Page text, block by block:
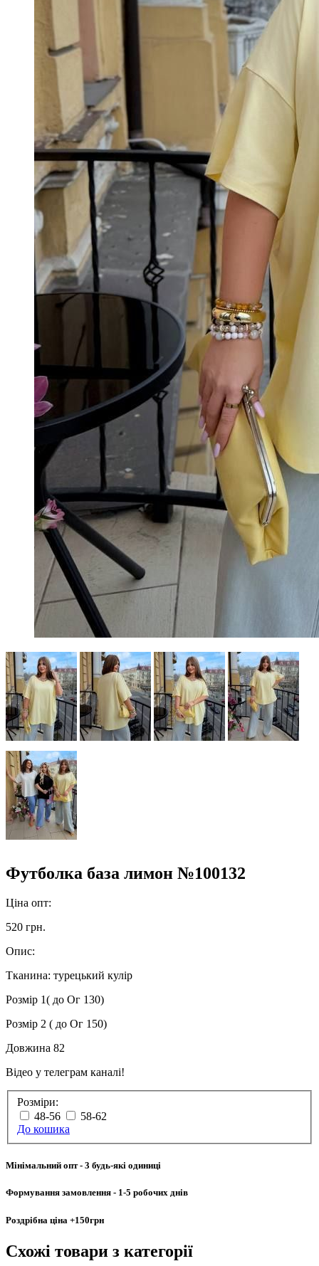
Футболка база лимон №100132
Ціна опт:
520 грн.
Опис:
Тканина: турецький кулір
Розмір 1( до Ог 130)
Розмір 2 ( до Ог 150)
Довжина 82
Відео у телеграм каналі!
Розміри:
48-56
58-62
До кошика
Мінімальний опт- 3 будь-які одиниці
Формування замовлення - 1-5 робочих днів
Роздрібна ціна +150грн
Схожі товари з категорії